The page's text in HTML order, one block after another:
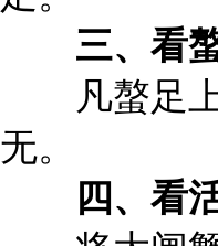
三、看
凡螯足上
无。
四、看